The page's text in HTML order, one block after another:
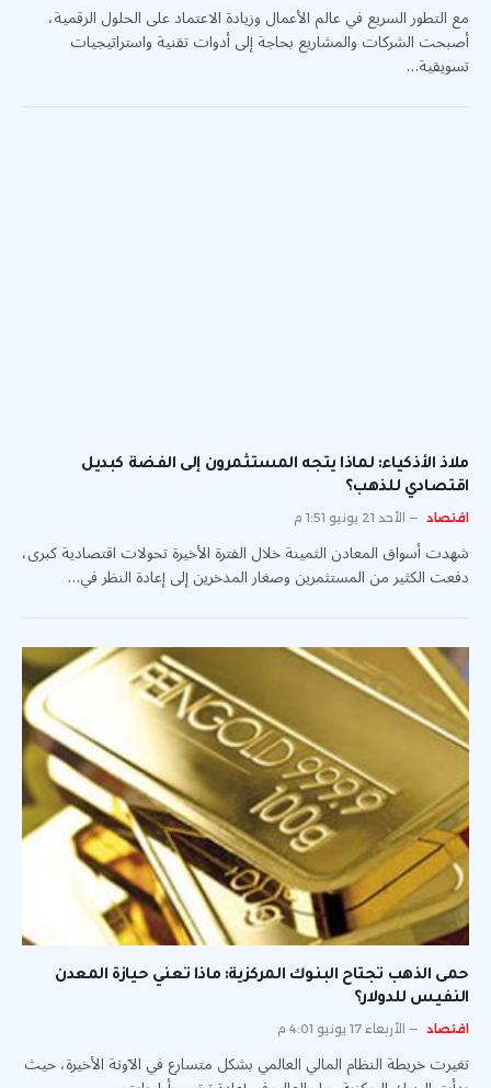
مع التطور السريع في عالم الأعمال وزيادة الاعتماد على الحلول الرقمية،
أصبحت الشركات والمشاريع بحاجة إلى أدوات تقنية واستراتيجيات
تسويقية…
ملاذ الأذكياء: لماذا يتجه المستثمرون إلى الفضة كبديل
اقتصادي للذهب؟
اقتصاد الأحد 21 يونيو 1:51 م
شهدت أسواق المعادن الثمينة خلال الفترة الأخيرة تحولات اقتصادية كبرى،
دفعت الكثير من المستثمرين وصغار المدخرين إلى إعادة النظر في…
حمى الذهب تجتاح البنوك المركزية: ماذا تعني حيازة المعدن
النفيس للدولار؟
اقتصاد الأربعاء 17 يونيو 4:01 م
تغيرت خريطة النظام المالي العالمي بشكل متسارع في الآونة الأخيرة، حيث